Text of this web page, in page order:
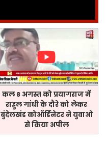
कल 8 अगस्त को प्रयागराज में
राहुल गांधी के दौरे को लेकर
बुंदेलखंड कोऑर्डिनेटर ने युवाओ
से किया अपील